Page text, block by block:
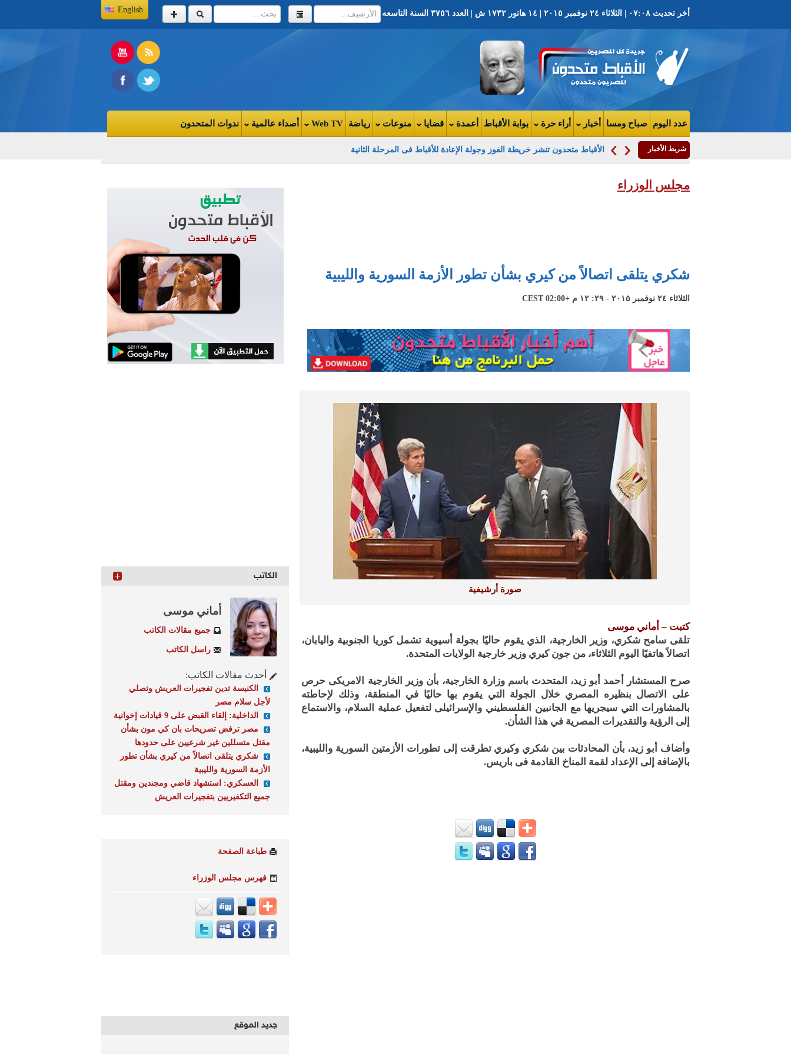
أخر تحديث ٠٧:٠٨ | الثلاثاء ٢٤ نوفمبر ٢٠١٥ | ١٤ هاتور ١٧٣٢ ش | العدد ٣٧٥٦ السنة التاسعه English
عدد اليوم صباح ومسا أخبار أراء حرة بوابة الأقباط أعمدة قضايا منوعات رياضة Web TV أصداء عالمية ندوات المتحدون
شريط الأخبار الأقباط متحدون تنشر خريطة الفوز وجولة الإعادة للأقباط فى المرحلة الثانية
مجلس الوزراء
شكري يتلقى اتصالاً من كيري بشأن تطور الأزمة السورية والليبية
الثلاثاء ٢٤ نوفمبر ٢٠١٥ - ٢٩: ١٢ م +02:00 CEST
صورة أرشيفية
كتبت – أماني موسى
تلقى سامح شكري، وزير الخارجية، الذي يقوم حاليًا بجولة أسيوية تشمل كوريا الجنوبية واليابان،
اتصالاً هاتفيًا اليوم الثلاثاء، من جون كيري وزير خارجية الولايات المتحدة.
صرح المستشار أحمد أبو زيد، المتحدث باسم وزارة الخارجية، بأن وزير الخارجية الامريكى حرص
على الاتصال بنظيره المصري خلال الجولة التي يقوم بها حاليًا في المنطقة، وذلك لإحاطته
بالمشاورات التي سيجريها مع الجانبين الفلسطيني والإسرائيلى لتفعيل عملية السلام، والاستماع
إلى الرؤية والتقديرات المصرية في هذا الشأن.
وأضاف أبو زيد، بأن المحادثات بين شكري وكيري تطرقت إلى تطورات الأزمتين السورية والليبية،
بالإضافة إلى الإعداد لقمة المناخ القادمة فى باريس.
الكاتب
أماني موسى
جميع مقالات الكاتب
راسل الكاتب
أحدث مقالات الكاتب:
الكنيسة تدين تفجيرات العريش وتصلي
لأجل سلام مصر
الداخلية: إلقاء القبض على 9 قيادات إخوانية
مصر ترفض تصريحات بان كي مون بشأن
مقتل متسللين غير شرعيين على حدودها
شكري يتلقى اتصالاً من كيري بشأن تطور
الأزمة السورية والليبية
العسكري: استشهاد قاضي ومجندين ومقتل
جميع التكفيريين بتفجيرات العريش
طباعة الصفحة
فهرس مجلس الوزراء
جديد الموقع